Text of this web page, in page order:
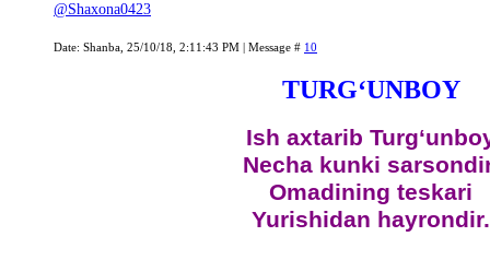
@Shaxona0423
Date: Shanba, 25/10/18, 2:11:43 PM | Message # 10
TURG‘UNBOY
Ish axtarib
Necha kunki
Omadining teskari
Yurishidan hayrondir.